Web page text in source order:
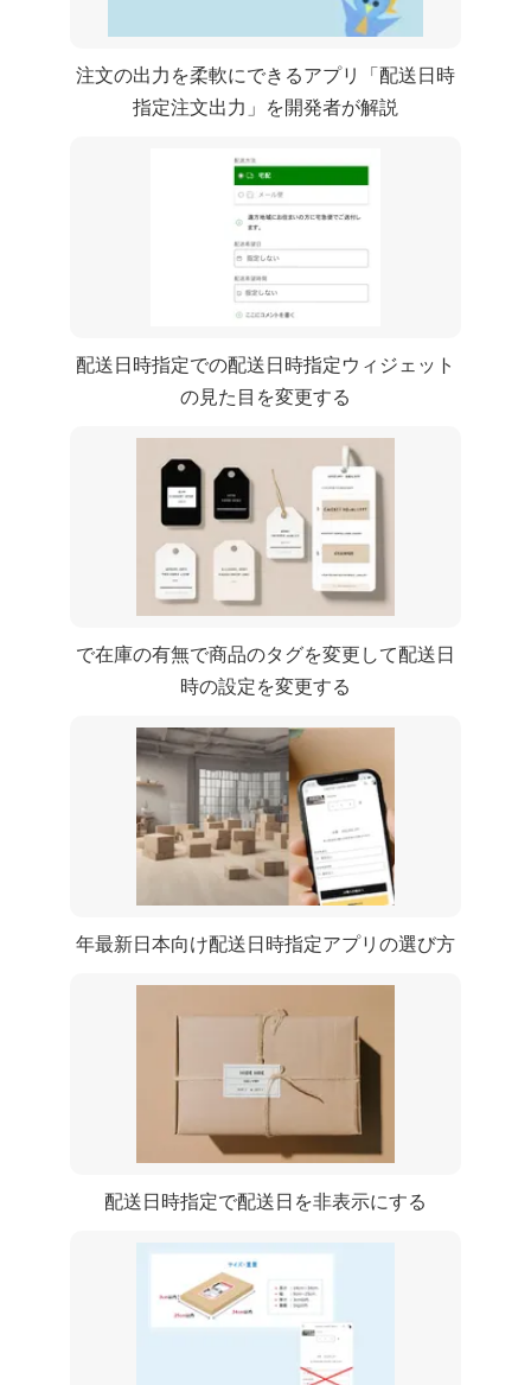
注文のCSV出力を柔軟にできるShopifyアプリ「CC 配送日時
指定 | 注文CSV出力」を開発者が解説
CC 配送日時指定での配送日時指定ウィジェット
の見た目(css)を変更する
Shopify Flowで在庫の有無で商品のタグを変更して配送日
時の設定を変更する
[2024年最新] 日本向け配送日時指定アプリの選び方
CC 配送日時指定で配送日を非表示にする